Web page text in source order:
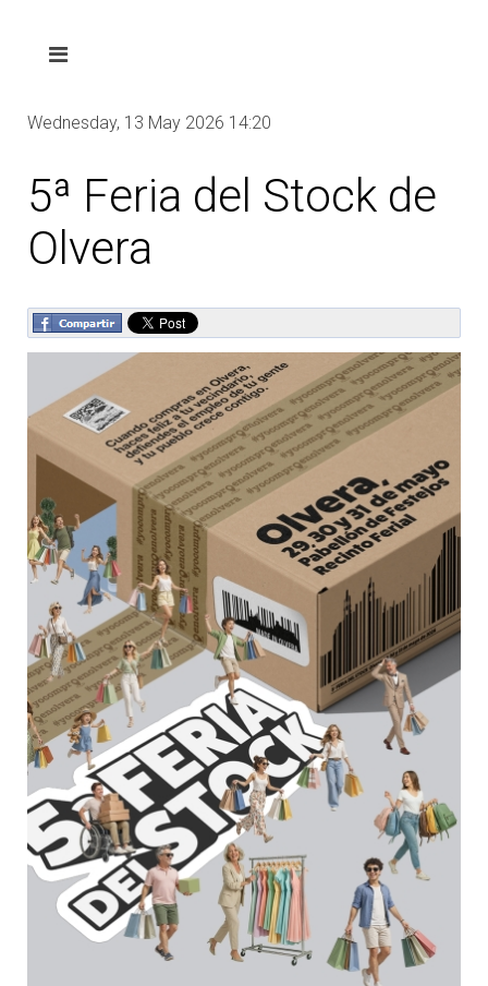
Wednesday, 13 May 2026 14:20
5ª Feria del Stock de
Olvera